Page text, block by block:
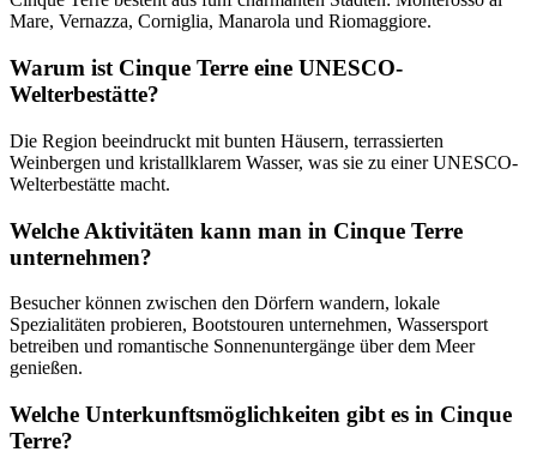
Mare, Vernazza, Corniglia, Manarola und Riomaggiore.
Warum ist Cinque Terre eine UNESCO-
Welterbestätte?
Die Region beeindruckt mit bunten Häusern, terrassierten
Weinbergen und kristallklarem Wasser, was sie zu einer UNESCO-
Welterbestätte macht.
Welche Aktivitäten kann man in Cinque Terre
unternehmen?
Besucher können zwischen den Dörfern wandern, lokale
Spezialitäten probieren, Bootstouren unternehmen, Wassersport
betreiben und romantische Sonnenuntergänge über dem Meer
genießen.
Welche Unterkunftsmöglichkeiten gibt es in Cinque
Terre?